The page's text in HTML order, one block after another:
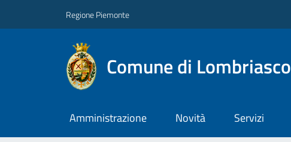
Regione Piemonte
Comune di Lombriasco
Amministrazione Novità Servizi